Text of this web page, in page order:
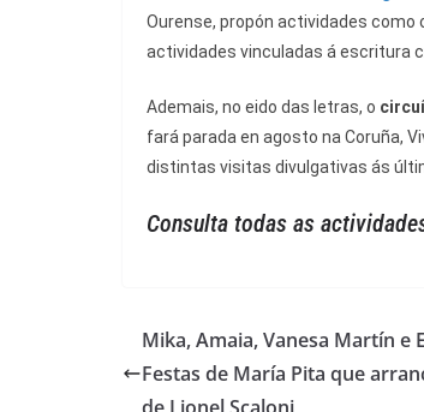
Ourense, propón actividades
actividades vinculadas á escritura
Ademais, no eido das letras, o
fará parada en agosto na Coruña,
distintas visitas divulgativas ás
Consulta todas as
Mika, Amaia, Vanesa Martín e
Festas de María Pita que